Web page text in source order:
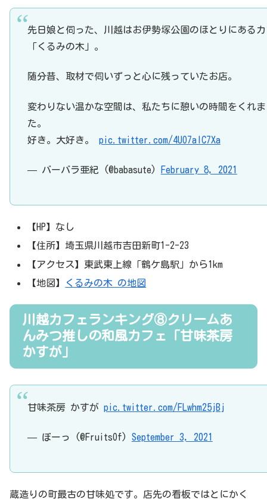
先日娘と伺った、川越はお伊勢塚公園のほとりにある
「くるみの木」。
随分昔、取材で伺いずっと心に残っていたお店。
変わりない温かな空間は、私たちに憩いの時間をくれ
た。
好き。大好き。 pic.twitter.com/4UO7aIC7Xa
— バーバラ亜紀 (@babasute) February 8, 2021
【HP】なし
【住所】埼玉県川越市吉田新町1-2-23
【アクセス】東武東上線「鶴ケ島駅」から1km
【地図】
くるみの木 の地図
川越カフェランキング⑧クリームあ
んみつ推しの和風カフェ「甘味茶房
かすが」
甘味茶房 かすが pic.twitter.com/FLwhm25jBj
— ぼーっ (@FruitsOf) September 3, 2021
蔵造りの町最古の甘味処です。店先の看板ではとにかく